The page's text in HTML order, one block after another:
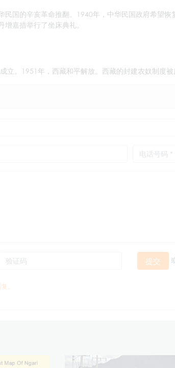
民国的辛亥革命推翻。1940年，中华民国政府希望恢
嘉措举行了坐床典礼。
立。1951年，西藏和平解放。西藏的封建农奴制度
提交
。